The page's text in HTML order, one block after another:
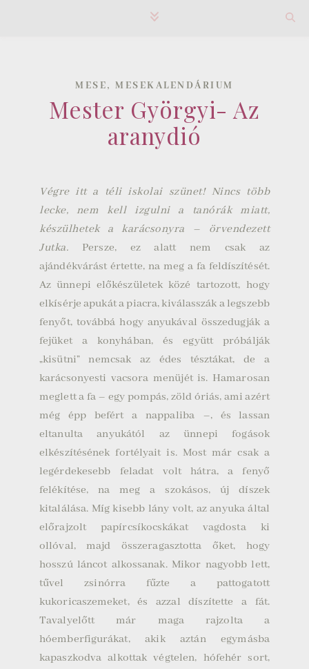
MESE,MESEKALENDÁRIUM
Mester Györgyi- Az
aranydió
Végre itt a téli iskolai szünet! Nincs több
lecke, nem kell izgulni a tanórák miatt,
készülhetek a karácsonyra – örvendezett
Jutka. Persze, ez alatt nem csak az
ajándékvárást értette, na meg a fa feldíszítését.
Az ünnepi előkészületek közé tartozott, hogy
elkísérje apukát a piacra, kiválasszák a legszebb
fenyőt, továbbá hogy anyukával összedugják a
fejüket a konyhában, és együtt próbálják
„kisütni” nemcsak az édes tésztákat, de a
karácsonyesti vacsora menüjét is. Hamarosan
meglett a fa – egy pompás, zöld óriás, ami azért
még épp befért a nappaliba –, és lassan
eltanulta anyukától az ünnepi fogások
elkészítésének fortélyait is. Most már csak a
legérdekesebb feladat volt hátra, a fenyő
felékítése, na meg a szokásos, új díszek
kitalálása. Míg kisebb lány volt, az anyuka által
előrajzolt papírcsíkocskákat vagdosta ki
ollóval, majd összeragasztotta őket, hogy
hosszú láncot alkossanak. Mikor nagyobb lett,
tűvel zsinórra fűzte a pattogatott
kukoricaszemeket, és azzal díszítette a fát.
Tavalyelőtt már maga rajzolta a
hóemberfigurákat, akik aztán egymásba
kapaszkodva alkottak végtelen, hófehér sort,